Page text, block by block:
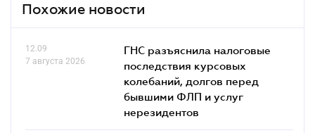
Похожие новости
12.09
7 августа 2026
ГНС разъяснила налоговые
последствия курсовых
колебаний, долгов перед
бывшими ФЛП и услуг
нерезидентов